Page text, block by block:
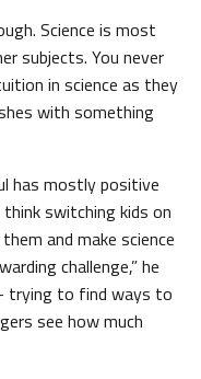
Science is most
subjects. You never
in science as they
with something
has mostly positive
switching kids on
and make science
challenge,” he
trying to find ways to
see how much